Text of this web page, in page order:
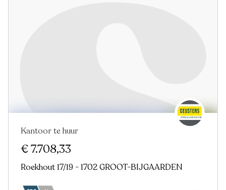
Kantoor te huur
€ 7.708,33
Roekhout 17/19 - 1702 GROOT-BIJGAARDEN